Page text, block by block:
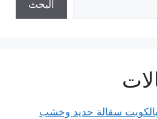
البحث
سقالة حديد وخشب